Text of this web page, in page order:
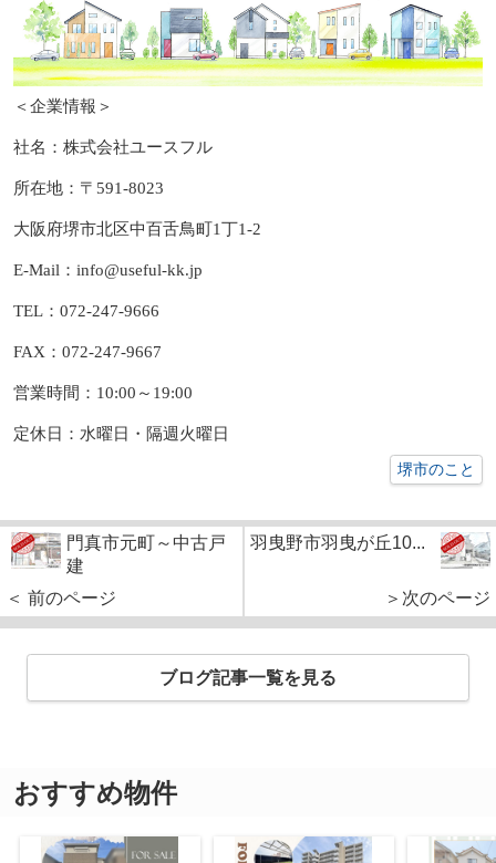
＜企業情報＞
社名：株式会社ユースフル
所在地：〒591-8023
大阪府堺市北区中百舌鳥町1丁1-2
E-Mail：info@useful-kk.jp
TEL：072-247-9666
FAX：072-247-9667
営業時間：10:00～19:00
定休日：水曜日・隔週火曜日
堺市のこと
門真市元町～中古戸
建
＜ 前のページ
羽曳野市羽曳が丘10...
＞次のページ
ブログ記事一覧を見る
おすすめ物件